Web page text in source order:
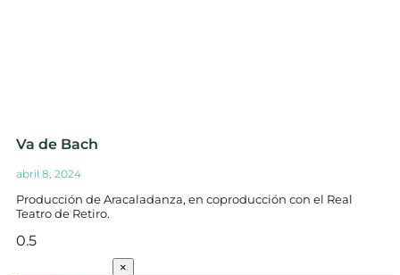
Va de Bach
abril 8, 2024
Producción de Aracaladanza, en coproducción con el Real
Teatro de Retiro.
×